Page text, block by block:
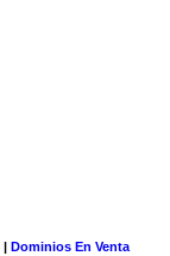
| Dominios En Venta